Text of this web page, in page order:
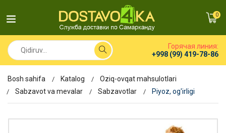
0
Горячая линия:
+998 (99) 419-78-86
Bosh sahifa Katalog
Oziq-ovqat mahsulotlari
Sabzavot va mevalar
Sabzavotlar Piyoz, og'irligi